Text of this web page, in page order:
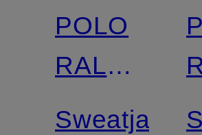
POLO
RALPH
LAUREN
Sweatjacke